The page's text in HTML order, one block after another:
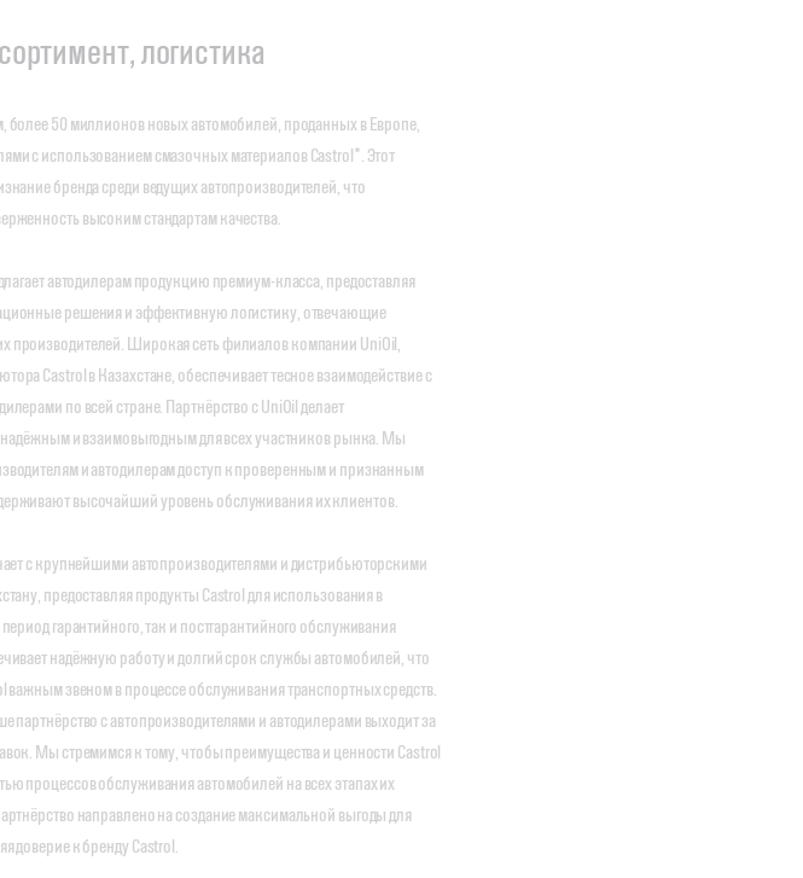
логистика
более 50 миллионов новых автомобилей, проданных в Европе,
с использованием смазочных материалов Castrol*. Этот
бренда среди ведущих автопроизводителей, что
высоким стандартам качества.
автодилерам продукцию премиум-класса, предоставляя
решения и эффективную логистику, отвечающие
производителей. Широкая сеть филиалов компании UniOil,
Castrol в Казахстане, обеспечивает тесное взаимодействие с
по всей стране. Партнёрство с UniOil делает
надёжным и взаимовыгодным для всех участников рынка. Мы
и автодилерам доступ к проверенным и признанным
высочайший уровень обслуживания их клиентов.
с крупнейшими автопроизводителями и дистрибьюторскими
предоставляя продукты Castrol для использования в
гарантийного, так и постгарантийного обслуживания
надёжную работу и долгий срок службы автомобилей, что
важным звеном в процессе обслуживания транспортных средств.
партнёрство с автопроизводителями и автодилерами выходит за
Мы стремимся к тому, чтобы преимущества и ценности Castrol
процессов обслуживания автомобилей на всех этапах их
направлено на создание максимальной выгоды для
доверие к бренду Castrol.